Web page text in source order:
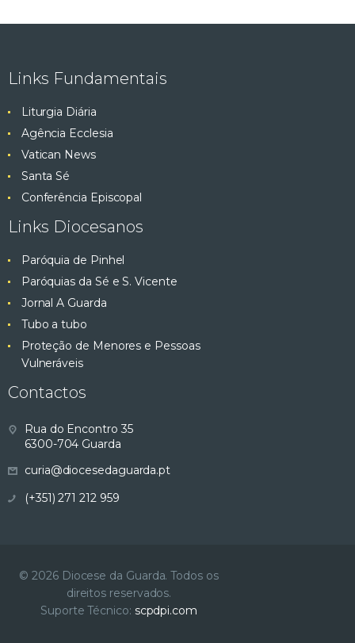
Links Fundamentais
Liturgia Diária
Agência Ecclesia
Vatican News
Santa Sé
Conferência Episcopal
Links Diocesanos
Paróquia de Pinhel
Paróquias da Sé e S. Vicente
Jornal A Guarda
Tubo a tubo
Proteção de Menores e Pessoas
Vulneráveis
Contactos
Rua do Encontro 35
6300-704 Guarda
curia@diocesedaguarda.pt
(+351) 271 212 959
© 2026 Diocese da Guarda. Todos os
direitos reservados.
Suporte Técnico: scpdpi.com